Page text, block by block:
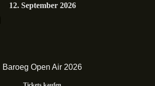
12. September 2026
Baroeg Open Air 2026